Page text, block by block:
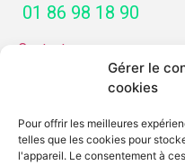
Gérer le
cookies
Pour offrir les meilleures
telles que les cookies pour
l'appareil. Le consentement à
01 86 98 18 90
Contactez-nous
Mon guide déménagement
Demande de devis